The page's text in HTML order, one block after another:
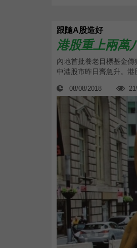
跟隨A股造好
港股重上兩萬
內地首批養老目標基金
中港股市昨日齊急升。港
08/08/2018